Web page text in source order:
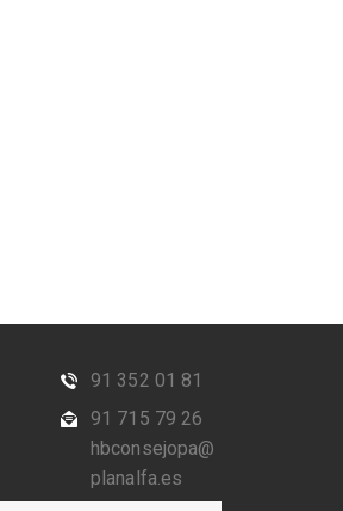
91 352 01 81
91 715 79 26
hbconsejopa@
planalfa.es